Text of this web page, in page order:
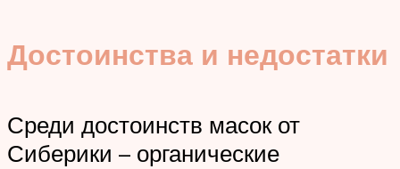
Достоинства и недостатки
Среди достоинств масок от
Сиберики – органические